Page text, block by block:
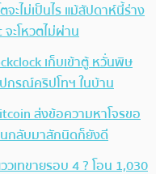
ะไม่เป็นไร แม้สัปดาห์นี้ร่าง
ะโหวตไม่ผ่าน
เก็บเข้าตู้ หวั่นพิษ
กรณ์คริปโทฯ ในบ้าน
ส่งข้อความหาโจรขอ
กลับมาสักนิดก็ยังดี
เทขายรอบ 4 ? โอน 1,030